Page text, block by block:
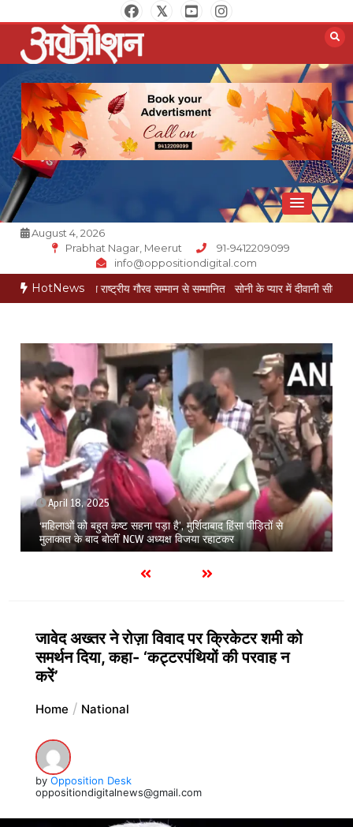
to
content
Opposition Digital
August 4, 2026
Prabhat Nagar, Meerut
91-9412209099
info@oppositiondigital.com
HotNews
गोयल राष्ट्रीय गौरव सम्मान से सम्मानित सोनी के प्यार में दीवानी सीता पहुंची मेरठ सोनी
April 18, 2025
‘महिलाओं को बहुत कष्ट सहना पड़ा है’, मुर्शिदाबाद हिंसा पीड़ितों से
मुलाकात के बाद बोलीं NCW अध्यक्ष विजया रहाटकर
जावेद अख्तर ने रोज़ा विवाद पर क्रिकेटर शमी को
समर्थन दिया, कहा- ‘कट्टरपंथियों की परवाह न
करें’
Home National
by Opposition Desk
oppositiondigitalnews@gmail.com